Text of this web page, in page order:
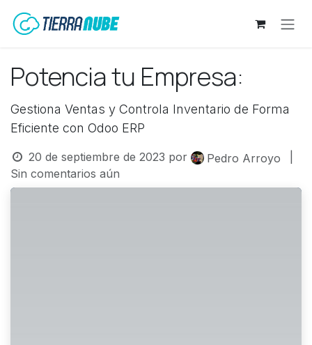
Potencia tu Empresa:
Gestiona Ventas y Controla Inventario de Forma
Eficiente con Odoo ERP
20 de septiembre de 2023 por Pedro Arroyo
Sin comentarios aún